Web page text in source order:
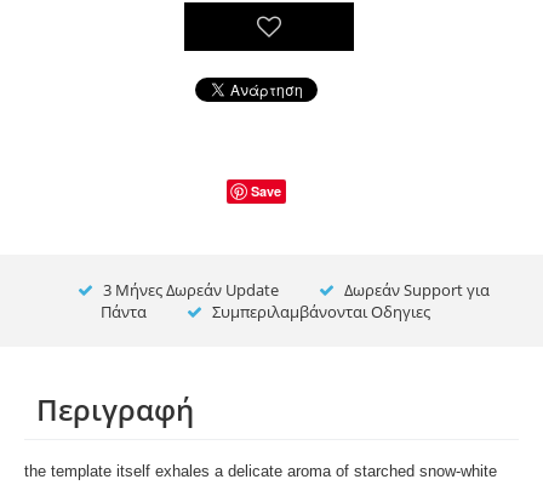
Save
3 Μήνες Δωρεάν Update
Δωρεάν Support για
Πάντα
Συμπεριλαμβάνονται Οδηγιες
Περιγραφή
the template itself exhales a delicate aroma of starched snow-white